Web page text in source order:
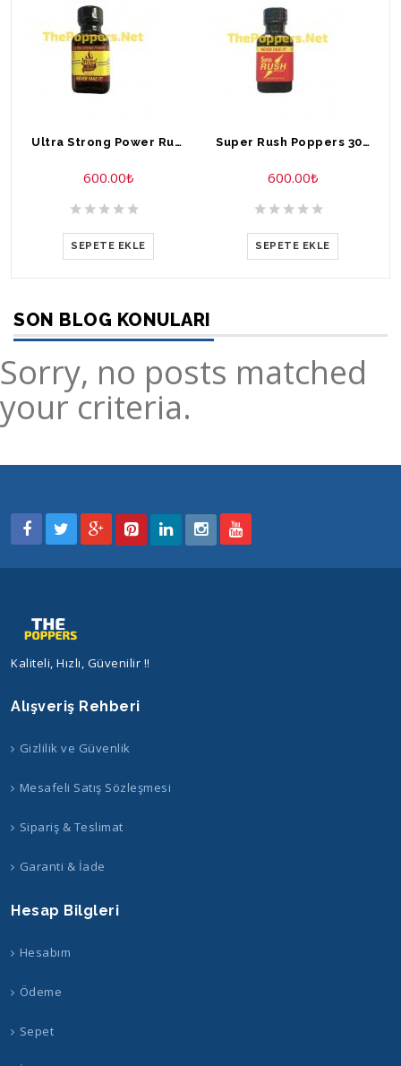
Ultra Strong Power Rush Poppers 30 ml
600.00₺
SEPETE EKLE
Super Rush Poppers 30 ml
600.00₺
SEPETE EKLE
SON BLOG KONULARI
Sorry, no posts matched
your criteria.
Kaliteli, Hızlı, Güvenilir !!
Alışveriş Rehberi
Gizlilik ve Güvenlik
Mesafeli Satış Sözleşmesi
Sipariş & Teslimat
Garanti & İade
Hesap Bilgleri
Hesabım
Ödeme
Sepet